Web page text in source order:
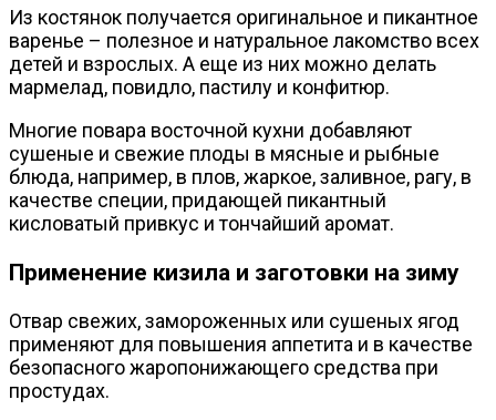
Из костянок получается оригинальное и пикантное
варенье – полезное и натуральное лакомство всех
детей и взрослых. А еще из них можно делать
мармелад, повидло, пастилу и конфитюр.
Многие повара восточной кухни добавляют
сушеные и свежие плоды в мясные и рыбные
блюда, например, в плов, жаркое, заливное, рагу, в
качестве специи, придающей пикантный
кисловатый привкус и тончайший аромат.
Применение кизила и заготовки на зиму
Отвар свежих, замороженных или сушеных ягод
применяют для повышения аппетита и в качестве
безопасного жаропонижающего средства при
простудах.